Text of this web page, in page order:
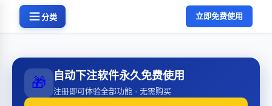
分类 立即免费使用
🎁 自动下注软件永久免费使用
注册即可体验全部功能 · 无需购买